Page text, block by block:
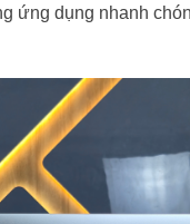
ứng dụng nhanh